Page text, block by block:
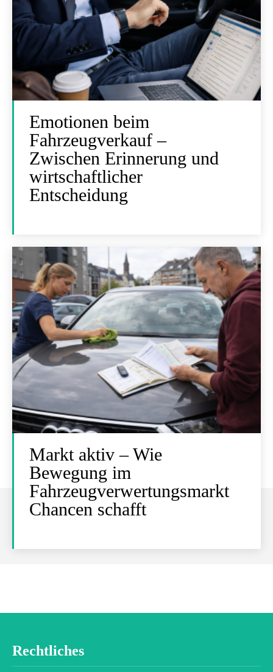
Emotionen beim
Fahrzeugverkauf –
Zwischen Erinnerung und
wirtschaftlicher
Entscheidung
Markt aktiv – Wie
Bewegung im
Fahrzeugverwertungsmarkt
Chancen schafft
Rechtliches